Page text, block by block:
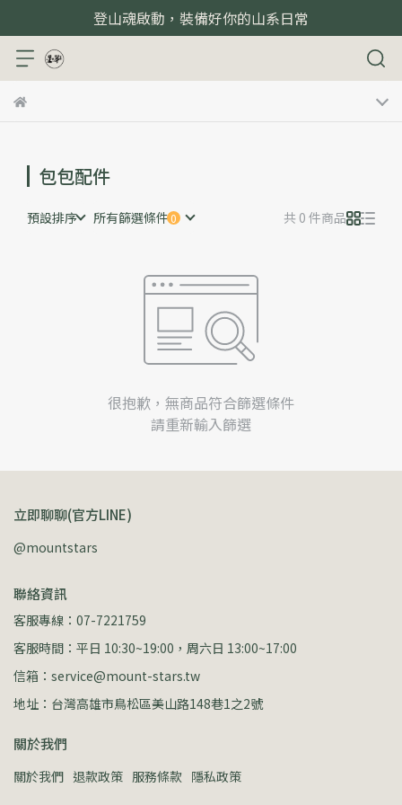
登山魂啟動，裝備好你的山系日常
包包配件
預設排序 所有篩選條件 共 0 件商品
很抱歉，無商品符合篩選條件
請重新輸入篩選
立即聊聊(官方LINE)
@mountstars
聯絡資訊
客服專線：07-7221759
客服時間：平日 10:30~19:00，周六日 13:00~17:00
信箱：service@mount-stars.tw
地址：台灣高雄市鳥松區美山路148巷1之2號
關於我們
關於我們 退款政策 服務條款 隱私政策